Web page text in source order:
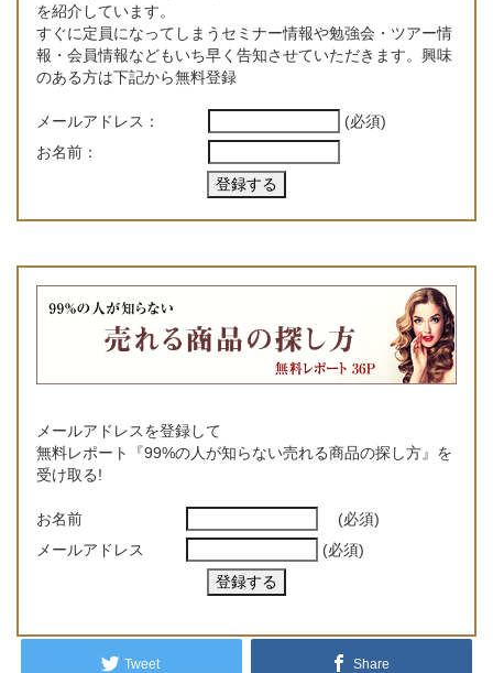
を紹介しています。
すぐに定員になってしまうセミナー情報や勉強会・ツアー情
報・会員情報などもいち早く告知させていただきます。興味
のある方は下記から無料登録
メールアドレス：
(必須)
お名前：
メールアドレスを登録して
無料レポート『99%の人が知らない売れる商品の探し方』を
受け取る!
お名前
(必須)
メールアドレス
(必須)
Tweet Share